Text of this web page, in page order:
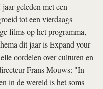
geleden met een
tot een vierdaags
films op het programma,
dit jaar is Expand your
oordelen over culturen en
Frans Mouws: "In
in de wereld is het soms